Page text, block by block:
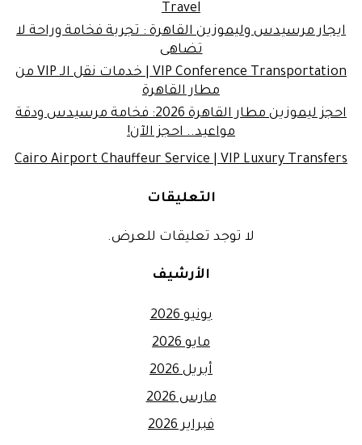
Travel
ايجار مرسيدس وليموزين القاهرة : تجربة فخامة وراحة لا
تضاهى
VIP Conference Transportation | خدمات نقل الـ VIP من
مطار القاهرة
احجز ليموزين مطار القاهرة 2026: فخامة مرسيدس ودقة
مواعيد.. احجز الآن!
Cairo Airport Chauffeur Service | VIP Luxury Transfers
التعليقات
لا توجد تعليقات للعرض.
الأرشيف
يونيو 2026
مايو 2026
أبريل 2026
مارس 2026
فبراير 2026